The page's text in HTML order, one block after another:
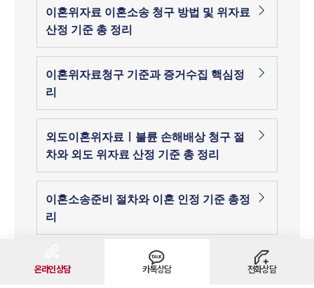
온라인상담 카톡상담 전화상담
이혼위자료 이혼소송 청구 방법 및 위자료
산정 기준 총 정리
이혼위자료청구 기준과 증거수집 핵심정
리
외도이혼위자료ㅣ불륜 손해배상 청구 절
차와 외도 위자료 산정 기준 총 정리
이혼소송준비 절차와 이혼 인정 기준 총정
리
이혼귀책사유 | 이혼 사유 되는 부정한 행